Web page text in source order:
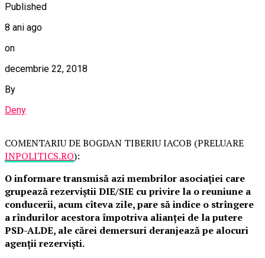
Published
8 ani ago
on
decembrie 22, 2018
By
Deny
COMENTARIU DE BOGDAN TIBERIU IACOB (PRELUARE
INPOLITICS.RO):
O informare transmisă azi membrilor asociației care
grupează rezerviștii DIE/SIE cu privire la o reuniune a
conducerii, acum cîteva zile, pare să indice o strîngere
a rîndurilor acestora împotriva alianței de la putere
PSD-ALDE, ale cărei demersuri deranjează pe alocuri
agenții rezerviști.